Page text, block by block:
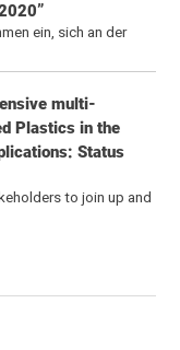
ein, sich an der
multi-
Plastics in the
Status
to join up and